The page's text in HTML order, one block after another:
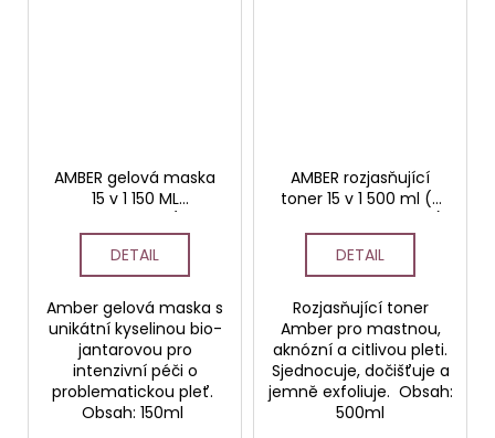
AMBER gelová maska
15 v 1 150 ML
kyselinou jantarovou))
DETAIL
Amber gelová maska s
unikátní kyselinou bio-
jantarovou pro
intenzivní péči o
problematickou pleť.
Obsah: 150ml
AMBER rozjasňující
toner 15 v 1 500 ml (s
PROFESSIONAL
DETAIL
Rozjasňující toner
Amber pro mastnou,
aknózní a citlivou pleti.
Sjednocuje, dočišťuje a
jemně exfoliuje. Obsah:
500ml